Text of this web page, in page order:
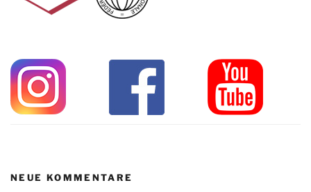
NEUE KOMMENTARE